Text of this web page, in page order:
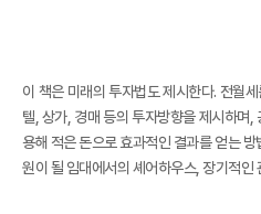
이 책은 미래의 투자법도 제시한다. 전월
텔, 상가, 경매 등의 투자방향을 제시하며,
용해 적은 돈으로 효과적인 결과를 얻는
원이 될 임대에서의 셰어하우스, 장기적인